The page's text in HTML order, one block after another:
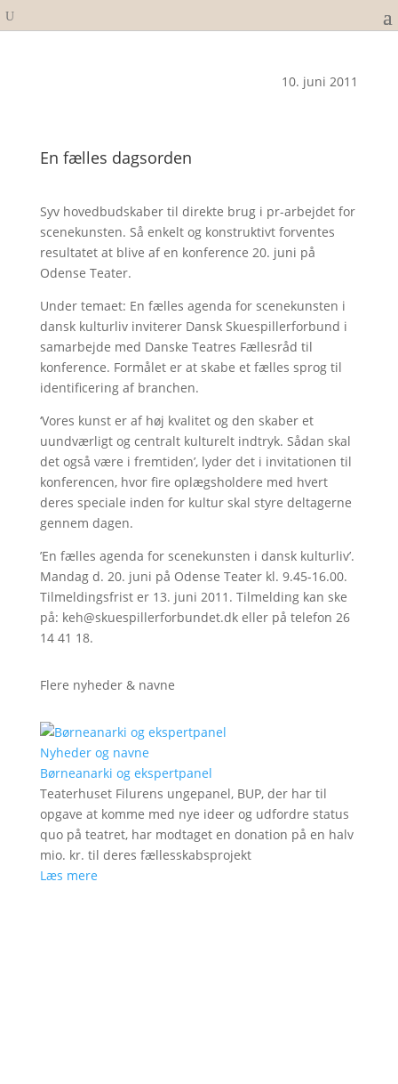
10. juni 2011
En fælles dagsorden
Syv hovedbudskaber til direkte brug i pr-arbejdet for
scenekunsten. Så enkelt og konstruktivt forventes
resultatet at blive af en konference 20. juni på
Odense Teater.
Under temaet: En fælles agenda for scenekunsten i
dansk kulturliv inviterer Dansk Skuespillerforbund i
samarbejde med Danske Teatres Fællesråd til
konference. Formålet er at skabe et fælles sprog til
identificering af branchen.
‘Vores kunst er af høj kvalitet og den skaber et
uundværligt og centralt kulturelt indtryk. Sådan skal
det også være i fremtiden’, lyder det i invitationen til
konferencen, hvor fire oplægsholdere med hvert
deres speciale inden for kultur skal styre deltagerne
gennem dagen.
’En fælles agenda for scenekunsten i dansk kulturliv’.
Mandag d. 20. juni på Odense Teater kl. 9.45-16.00.
Tilmeldingsfrist er 13. juni 2011. Tilmelding kan ske
på: keh@skuespillerforbundet.dk eller på telefon 26
14 41 18.
Flere nyheder & navne
Nyheder og navne
Børneanarki og ekspertpanel
Teaterhuset Filurens ungepanel, BUP, der har til
opgave at komme med nye ideer og udfordre status
quo på teatret, har modtaget en donation på en halv
mio. kr. til deres fællesskabsprojekt
Læs mere